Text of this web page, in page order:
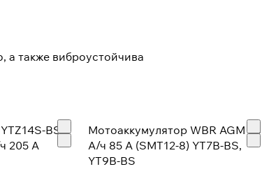
а также виброустойчива
BS
205 А
Мотоаккумулятор WBR AGM - 8
А/ч 85 А (SMT12-8) YT7B-BS,
YT9B-BS